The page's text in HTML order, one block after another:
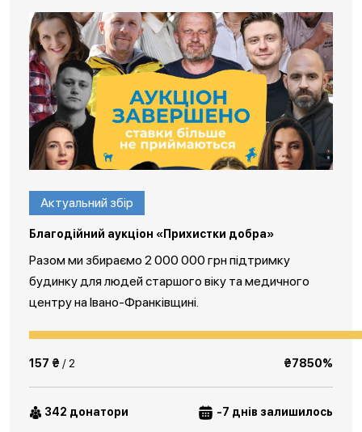
Актуальний збір
Благодійний аукціон «Прихистки добра»
Разом ми збираємо 2 000 000 грн підтримку
будинку для людей старшого віку та медичного
центру на Івано-Франківщині.
157 ₴ / 2 ₴7850%
342 донатори -7 днів залишилось